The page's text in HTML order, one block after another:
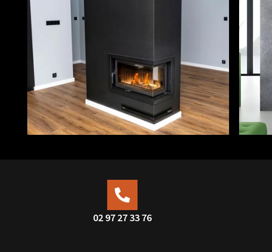
02 97 27 33 76